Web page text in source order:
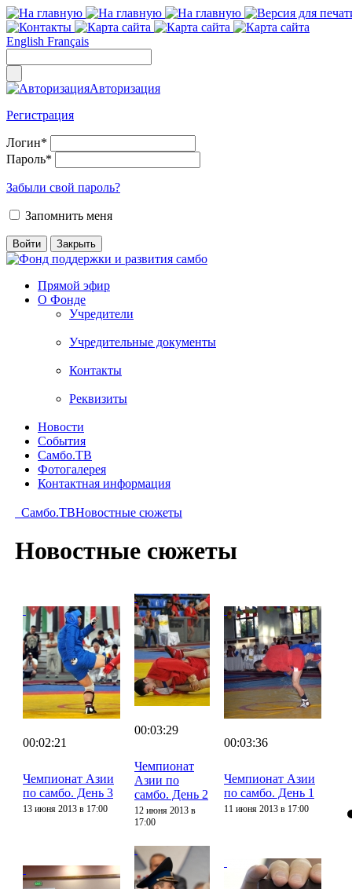
English Français
Авторизация
Регистрация
Логин*
Пароль*
Забыли свой пароль?
Запомнить меня
Прямой эфир
О Фонде
Учредители
Учредительные документы
Контакты
Реквизиты
Новости
События
Самбо.ТВ
Фотогалерея
Контактная информация
Самбо.ТВНовостные сюжеты
Новостные сюжеты
00:02:21
Чемпионат Азии
по самбо. День 3
13 июня 2013 в 17:00
00:03:29
Чемпионат
Азии по
самбо. День 2
12 июня 2013 в
17:00
00:03:36
Чемпионат Азии
по самбо. День 1
11 июня 2013 в 17:00